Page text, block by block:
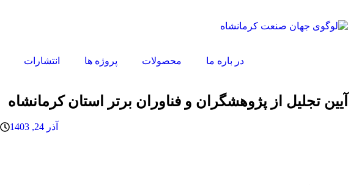
در باره ما محصولات پروژه ها انتشارات
آیین تجلیل از پژوهشگران و فناوران برتر استان کرمانشاه
آذر 24, 1403